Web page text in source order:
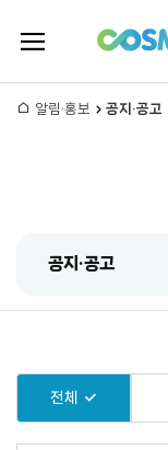
자
보
금
관
전
체
메
뉴
공지·공고
공지·공고
홍보동영상
간행물
홈
알림·홍보 공지·공고
전체